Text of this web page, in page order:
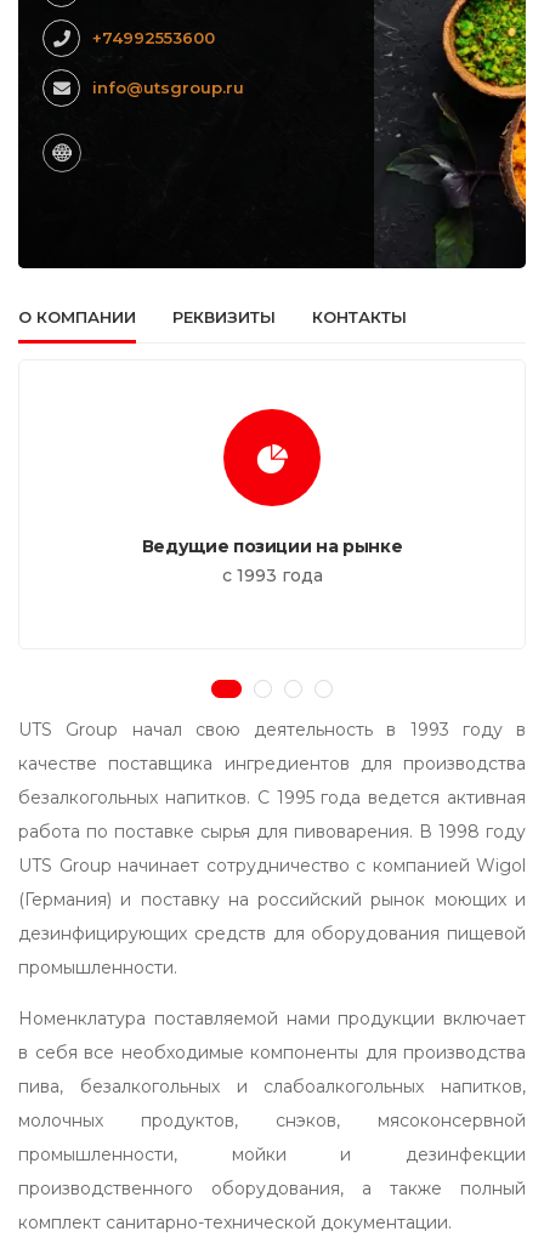
+74992553600
info@utsgroup.ru
О КОМПАНИИ РЕКВИЗИТЫ КОНТАКТЫ
Ведущие позиции на рынке
с 1993 года
UTS Group начал свою деятельность в 1993 году в
качестве поставщика ингредиентов для производства
безалкогольных напитков. С 1995 года ведется активная
работа по поставке сырья для пивоварения. В 1998 году
UTS Group начинает сотрудничество с компанией Wigol
(Германия) и поставку на российский рынок моющих и
дезинфицирующих средств для оборудования пищевой
промышленности.
Номенклатура поставляемой нами продукции включает
в себя все необходимые компоненты для производства
пива, безалкогольных и слабоалкогольных напитков,
молочных продуктов, снэков, мясоконсервной
промышленности, мойки и дезинфекции
производственного оборудования, а также полный
комплект санитарно-технической документации.